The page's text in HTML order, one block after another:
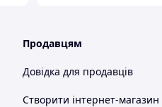
Продавцям
Довідка для продавців
Створити інтернет-магазин